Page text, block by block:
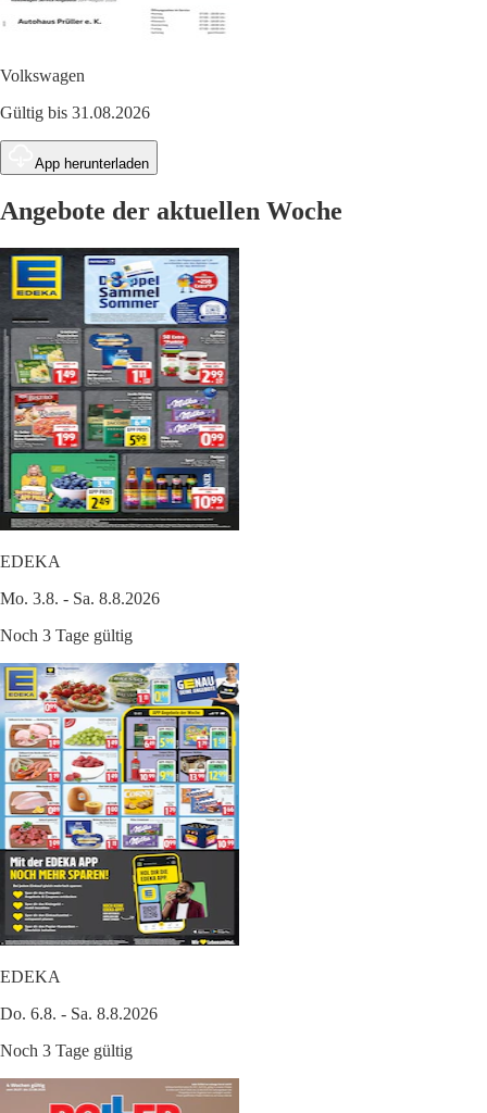
Volkswagen
Gültig bis 31.08.2026
App herunterladen
Angebote der aktuellen Woche
EDEKA
Mo. 3.8. - Sa. 8.8.2026
Noch 3 Tage gültig
EDEKA
Do. 6.8. - Sa. 8.8.2026
Noch 3 Tage gültig